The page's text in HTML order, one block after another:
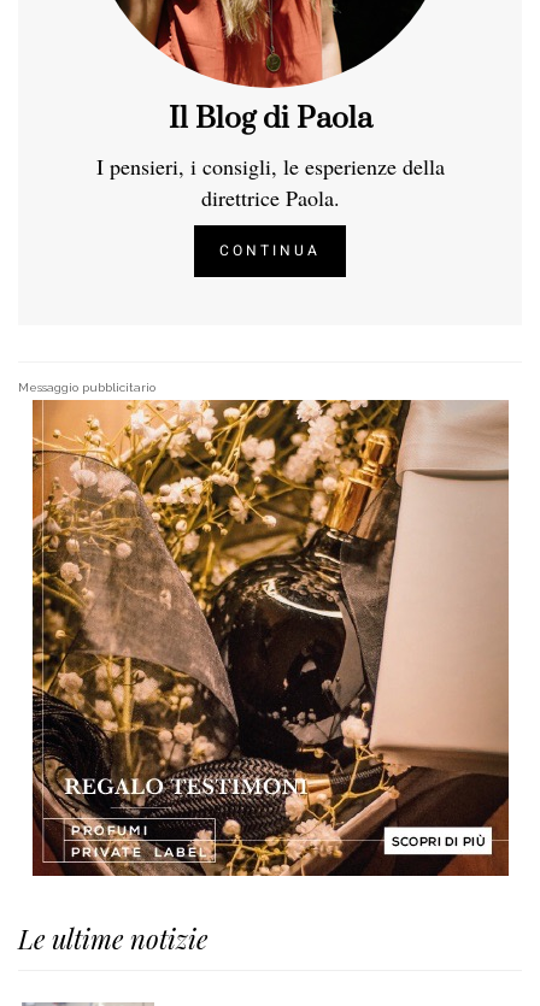
Il Blog di Paola
I pensieri, i consigli, le esperienze della
direttrice Paola.
CONTINUA
Messaggio pubblicitario
Le ultime notizie